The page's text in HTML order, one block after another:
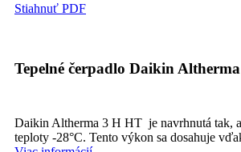
Stiahnuť PDF
Tepelné čerpadlo Daikin
Daikin Altherma 3 H HT je navrhnutá tak,
teploty -28°C. Tento výkon sa dosahuje